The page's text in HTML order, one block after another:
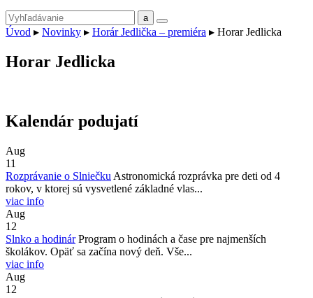
Úvod ▸ Novinky ▸ Horár Jedlička – premiéra ▸ Horar Jedlicka
Horar Jedlicka
Kalendár podujatí
Aug
11
Rozprávanie o Slniečku Astronomická rozprávka pre deti od 4
rokov, v ktorej sú vysvetlené základné vlas...
viac info
Aug
12
Slnko a hodinárProgram o hodinách a čase pre najmenších
školákov. Opäť sa začína nový deň. Vše...
viac info
Aug
12